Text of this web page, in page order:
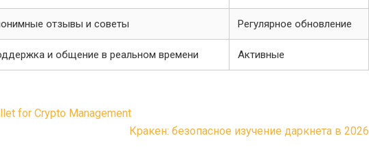
отзывы и советы Регулярное обновление
и общение в реальном времени Активные
for Crypto Management
Кракен: безопасное изучение даркнета в 2026